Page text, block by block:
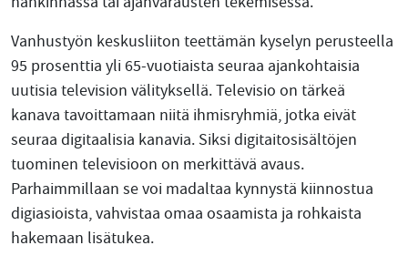
Vanhustyön keskusliiton teettämän kyselyn perusteella
95 prosenttia yli 65-vuotiaista seuraa ajankohtaisia
uutisia television välityksellä. Televisio on tärkeä
kanava tavoittamaan niitä ihmisryhmiä, jotka eivät
seuraa digitaalisia kanavia. Siksi digitaitosisältöjen
tuominen televisioon on merkittävä avaus.
Parhaimmillaan se voi madaltaa kynnystä kiinnostua
digiasioista, vahvistaa omaa osaamista ja rohkaista
hakemaan lisätukea.